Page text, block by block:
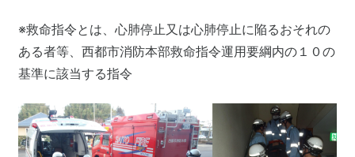
※救命指令とは、心肺停止又は心肺停止に陥るおそれの
ある者等、西都市消防本部救命指令運用要綱内の１０の
基準に該当する指令